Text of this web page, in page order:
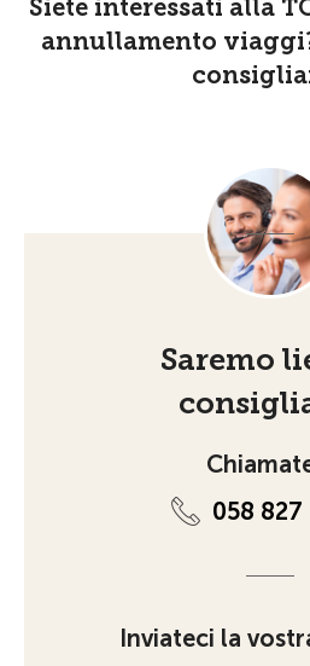
Siete interessati alla
annullamento
Saremo
058 827
Inviateci la